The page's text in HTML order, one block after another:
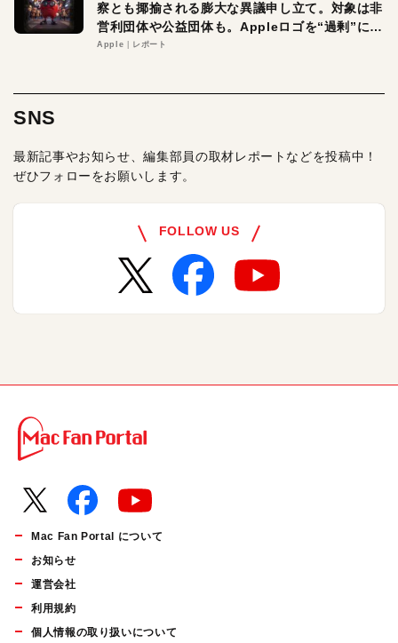
察とも揶揄される膨大な異議申し立て。対象は非
営利団体や公益団体も。Appleロゴを“過剰”に守
る理由とは
Apple レポート
SNS
最新記事やお知らせ、編集部員の取材レポートなどを投稿中！
ぜひフォローをお願いします。
FOLLOW US
Mac Fan Portal について
お知らせ
運営会社
利用規約
個人情報の取り扱いについて